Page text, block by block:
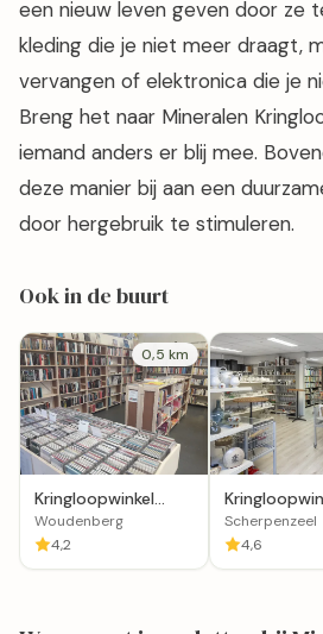
een nieuw leven geven door ze
kleding die je niet meer draagt,
vervangen of elektronica die je
Breng het naar Mineralen
iemand anders er blij mee.
deze manier bij aan een
door hergebruik te stimuleren.
Ook in de buurt
0,5 km
Kringloopwinkel
Woudenberg
Woudenberg
4,2
Caecilia &
Scherpenzeel
4,6